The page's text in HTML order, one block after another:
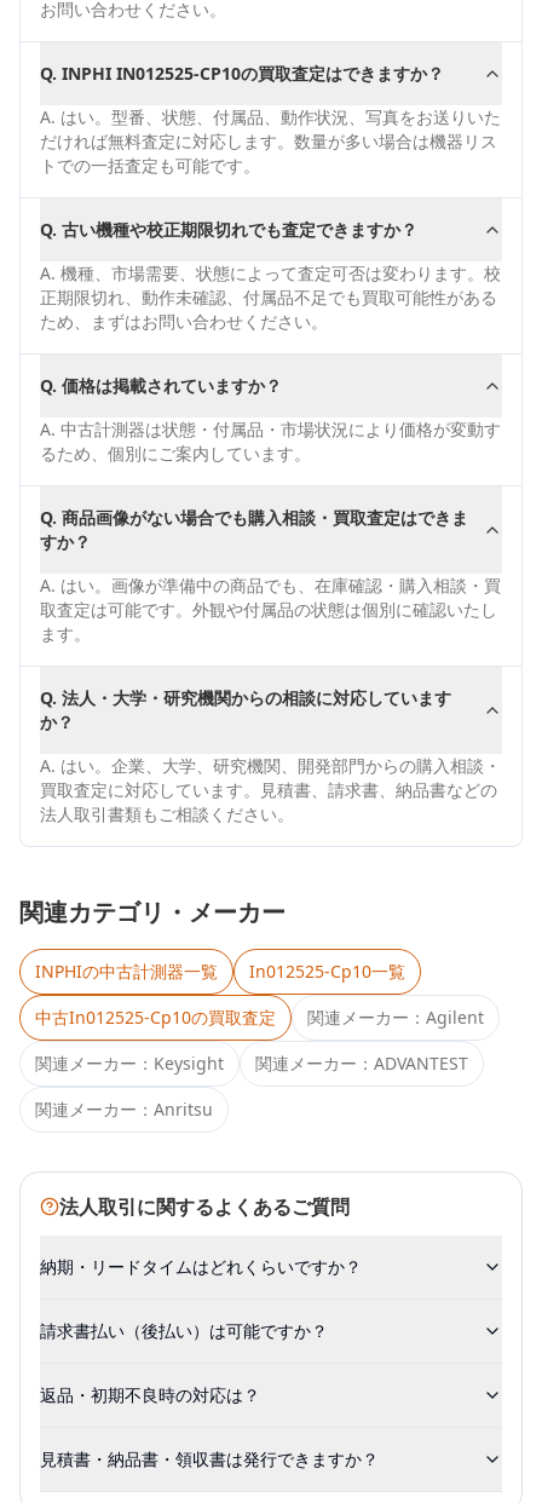
お問い合わせください。
Q. INPHI IN012525-CP10の買取査定はできますか？
A. はい。型番、状態、付属品、動作状況、写真をお送りいた
だければ無料査定に対応します。数量が多い場合は機器リス
トでの一括査定も可能です。
Q. 古い機種や校正期限切れでも査定できますか？
A. 機種、市場需要、状態によって査定可否は変わります。校
正期限切れ、動作未確認、付属品不足でも買取可能性がある
ため、まずはお問い合わせください。
Q. 価格は掲載されていますか？
A. 中古計測器は状態・付属品・市場状況により価格が変動す
るため、個別にご案内しています。
Q. 商品画像がない場合でも購入相談・買取査定はできま
すか？
A. はい。画像が準備中の商品でも、在庫確認・購入相談・買
取査定は可能です。外観や付属品の状態は個別に確認いたし
ます。
Q. 法人・大学・研究機関からの相談に対応しています
か？
A. はい。企業、大学、研究機関、開発部門からの購入相談・
買取査定に対応しています。見積書、請求書、納品書などの
法人取引書類もご相談ください。
関連カテゴリ・メーカー
INPHIの中古計測器一覧 In012525-Cp10一覧
中古In012525-Cp10の買取査定 関連メーカー： Agilent
関連メーカー： Keysight 関連メーカー： ADVANTEST
関連メーカー： Anritsu
法人取引に関するよくあるご質問
納期・リードタイムはどれくらいですか？
請求書払い（後払い）は可能ですか？
返品・初期不良時の対応は？
見積書・納品書・領収書は発行できますか？